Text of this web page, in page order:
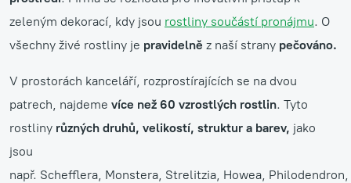
zeleným dekorací, kdy jsou rostliny součástí pronájmu. O
všechny živé rostliny je pravidelně z naší strany pečováno.
V prostorách kanceláří, rozprostírajících se na dvou
patrech, najdeme více než 60 vzrostlých rostlin. Tyto
rostliny různých druhů, velikostí, struktur a barev, jako
jsou
např. Schefflera, Monstera, Strelitzia, Howea, Philodendron,